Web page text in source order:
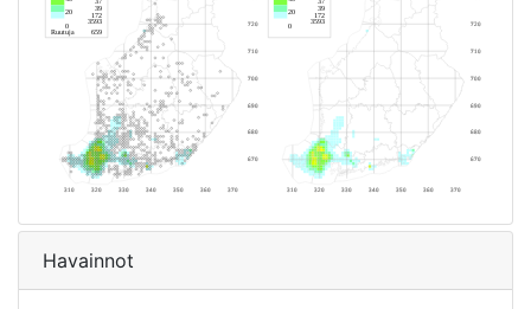
Havainnot